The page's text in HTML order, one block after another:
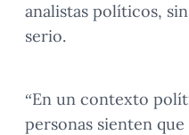
analistas políticos,
serio.
“En un contexto
personas sienten